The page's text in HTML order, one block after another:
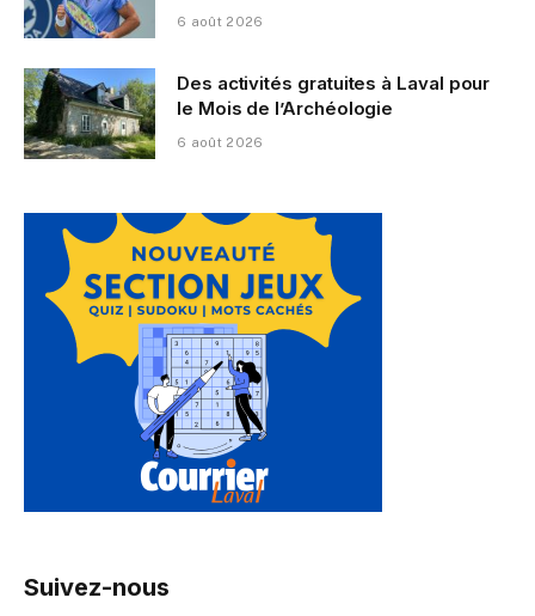
6 août 2026
Des activités gratuites à Laval pour
le Mois de l’Archéologie
6 août 2026
Suivez-nous